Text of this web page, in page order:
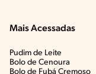
Mais Acessadas
Pudim de Leite
Bolo de Cenoura
Bolo de Fubá Cremoso